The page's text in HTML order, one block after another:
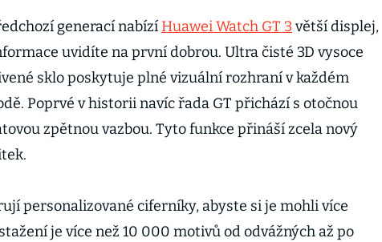
generací nabízí Huawei Watch GT 3 větší displej,
uvidíte na první dobrou. Ultra čisté 3D vysoce
sklo poskytuje plné vizuální rozhraní v každém
Poprvé v historii navíc řada GT přichází s otočnou
zpětnou vazbou. Tyto funkce přináší zcela nový
personalizované ciferníky, abyste si je mohli více
je více než 10 000 motivů od odvážných až po